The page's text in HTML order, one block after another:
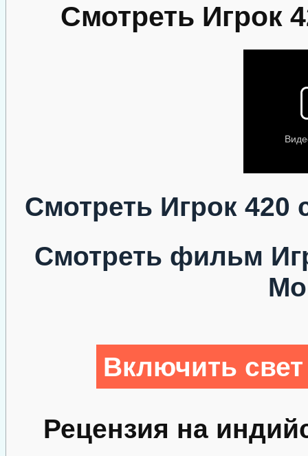
Смотреть Игрок
Смотреть Игрок 420
Смотреть фильм
Включить
Рецензия на